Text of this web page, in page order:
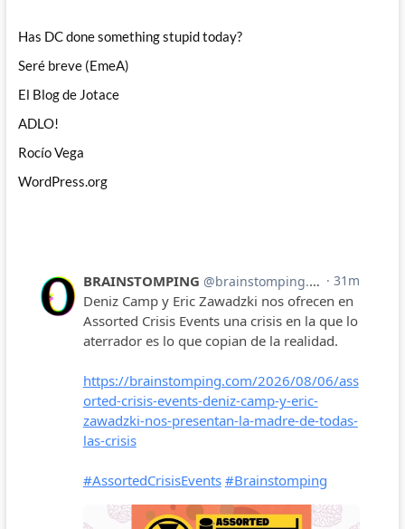
Has DC done something stupid today?
Seré breve (EmeA)
El Blog de Jotace
ADLO!
Rocío Vega
WordPress.org